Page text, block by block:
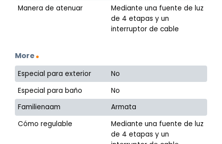
Manera de atenuar
Mediante una fuente de luz
de 4 etapas y un
interruptor de cable
More
Especial para exterior
No
Especial para baño
No
Familienaam
Armata
Cómo regulable
Mediante una fuente de luz
de 4 etapas y un